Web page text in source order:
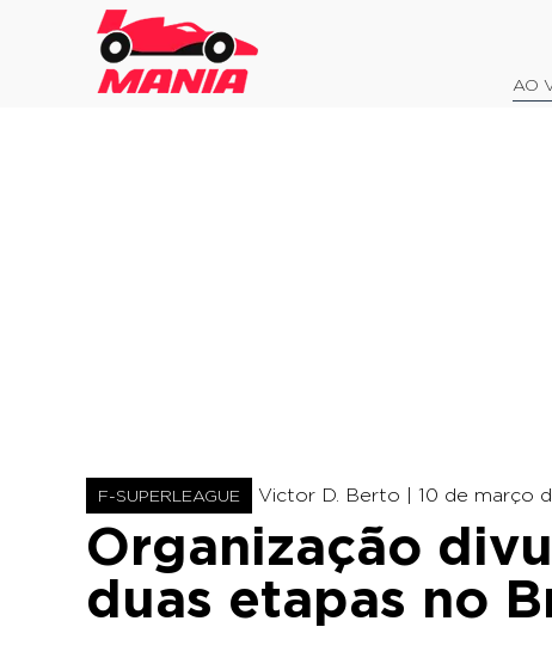
AO
F-SUPERLEAGUE Victor D. Berto | 10 de março
Organização
duas etapas no